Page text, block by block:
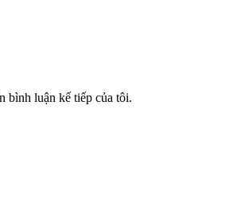
bình luận kế tiếp của tôi.